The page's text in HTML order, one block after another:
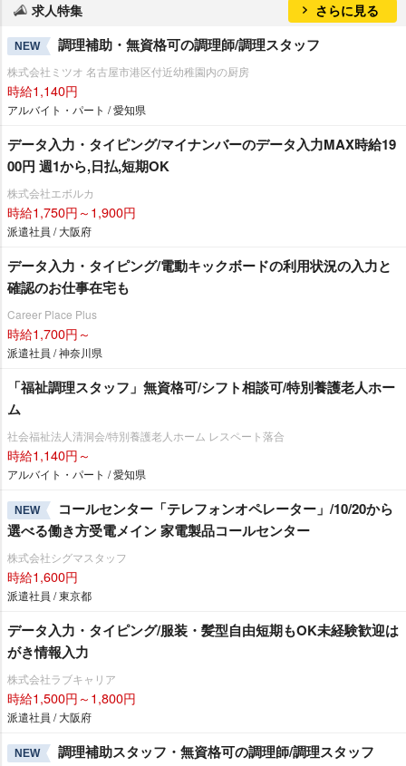
求人特集 さらに見る
NEW 調理補助・無資格可の調理師/調理スタッフ
株式会社ミツオ 名古屋市港区付近幼稚園内の厨房
時給1,140円
アルバイト・パート / 愛知県
データ入力・タイピング/マイナンバーのデータ入力MAX時給19
00円 週1から,日払,短期OK
株式会社エボルカ
時給1,750円～1,900円
派遣社員 / 大阪府
データ入力・タイピング/電動キックボードの利用状況の入力と
確認のお仕事在宅も
Career Place Plus
時給1,700円～
派遣社員 / 神奈川県
「福祉調理スタッフ」無資格可/シフト相談可/特別養護老人ホー
ム
社会福祉法人清洞会/特別養護老人ホーム レスペート落合
時給1,140円～
アルバイト・パート / 愛知県
NEW
コールセンター「テレフォンオペレーター」/10/20から
選べる働き方受電メイン 家電製品コールセンター
株式会社シグマスタッフ
時給1,600円
派遣社員 / 東京都
データ入力・タイピング/服装・髪型自由短期もOK未経験歓迎は
がき情報入力
株式会社ラブキャリア
時給1,500円～1,800円
派遣社員 / 大阪府
NEW 調理補助スタッフ・無資格可の調理師/調理スタッフ